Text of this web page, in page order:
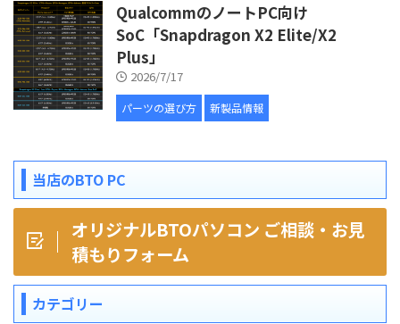
QualcommのノートPC向け
SoC「Snapdragon X2 Elite/X2
Plus」
2026/7/17
パーツの選び方 新製品情報
当店のBTO PC
オリジナルBTOパソコン ご相談・お見
積もりフォーム
カテゴリー